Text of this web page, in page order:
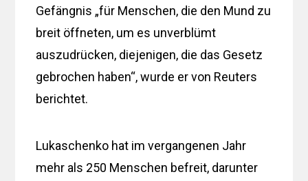
Gefängnis „für Menschen, die den Mund zu
breit öffneten, um es unverblümt
auszudrücken, diejenigen, die das Gesetz
gebrochen haben“, wurde er von Reuters
berichtet.
Lukaschenko hat im vergangenen Jahr
mehr als 250 Menschen befreit, darunter